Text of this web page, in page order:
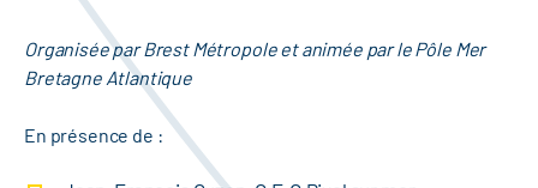
Organisée par Brest Métropole et animée par le Pôle Mer
Bretagne Atlantique
En présence de :